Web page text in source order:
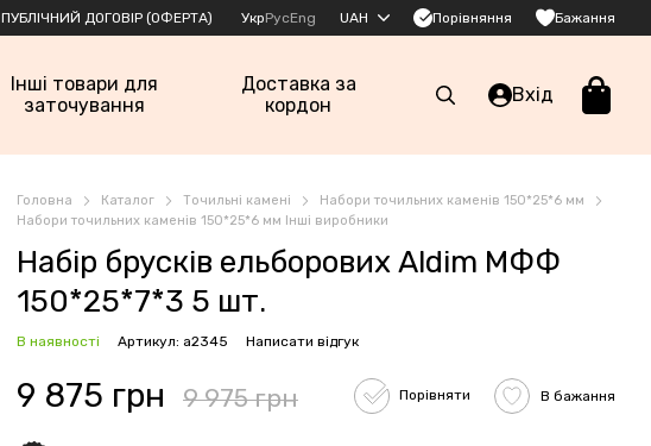
ПУБЛІЧНИЙ ДОГОВІР (ОФЕРТА) УкрРусEng UAH Порівняння Бажання
Інші товари для
заточування
Доставка за
кордон
Вхід
Головна Каталог Точильні камені
Набори точильних каменів 150*25*6 мм
Набори точильних каменів 150*25*6 мм Інші виробники
Набір брусків ельборових Aldim МФФ
150*25*7*3 5 шт.
В наявності Артикул: а2345 Написати відгук
9 875 грн 9 975 грн Порівняти В бажання